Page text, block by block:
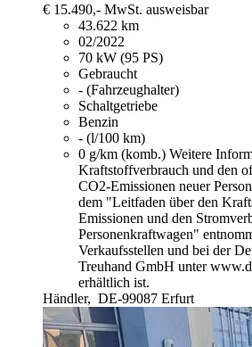
€ 15.490,- MwSt. ausweisbar
43.622 km
02/2022
70 kW (95 PS)
Gebraucht
- (Fahrzeughalter)
Schaltgetriebe
Benzin
- (l/100 km)
0 g/km (komb.) Weitere
Kraftstoffverbrauch und den
CO2-Emissionen neuer
dem "Leitfaden über den
Emissionen und den
Personenkraftwagen"
Verkaufsstellen und bei der
Treuhand GmbH unter
erhältlich ist.
Händler, DE-99087 Erfurt